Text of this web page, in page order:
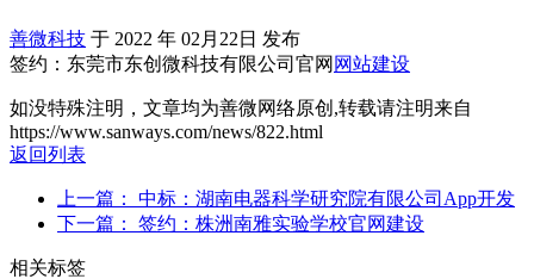
善微科技 于 2022 年 02月22日 发布
签约：东莞市东创微科技有限公司官网 网站建设
如没特殊注明，文章均为善微网络原创,转载请注明来自
https://www.sanways.com/news/822.html
返回列表
上一篇： 中标：湖南电器科学研究院有限公司App开发
下一篇： 签约：株洲南雅实验学校官网建设
相关标签